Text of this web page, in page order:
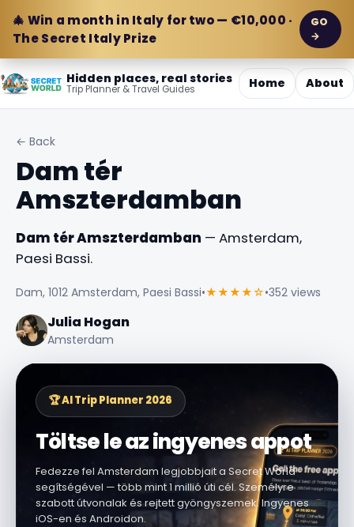
🎄 Win a month in Italy for two — €10,000 ·
The Secret Italy Prize
GO
→
Hidden places, real stories
Trip Planner & Travel Guides Home About
← Back
Dam tér
Amszterdamban
Dam tér Amszterdamban — Amsterdam,
Paesi Bassi.
Dam, 1012 Amsterdam, Paesi Bassi•★★★★☆•352 views
Julia Hogan
Amsterdam
🏆 AI Trip Planner 2026
Töltse le az ingyenes appot
Fedezze fel Amsterdam legjobbjait a Secret World
segítségével — több mint 1 millió úti cél. Személyre
szabott útvonalak és rejtett gyöngyszemek. Ingyenes
iOS-en és Androidon.